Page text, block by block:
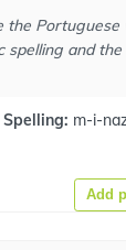
the Portuguese
spelling and
Spelling: m-i-
Add